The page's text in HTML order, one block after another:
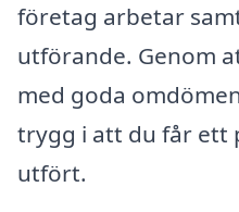
företag arbetar
utförande. Genom
med goda
trygg i att du får ett
utfört.